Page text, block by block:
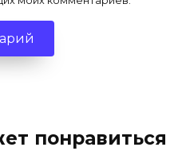
понравиться